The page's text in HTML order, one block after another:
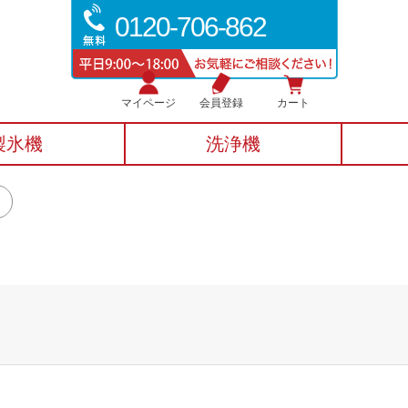
0120-706-862
マイページ 会員登録 カート
氷機 洗浄機